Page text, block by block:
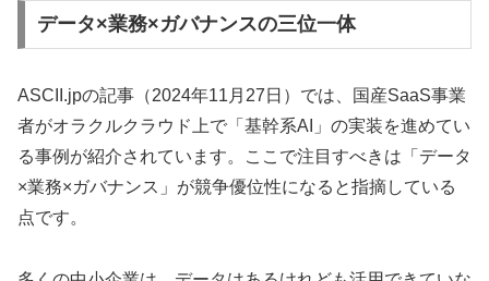
データ×業務×ガバナンスの三位一体
ASCII.jpの記事（2024年11月27日）では、国産SaaS事業
者がオラクルクラウド上で「基幹系AI」の実装を進めてい
る事例が紹介されています。ここで注目すべきは「データ
×業務×ガバナンス」が競争優位性になると指摘している
点です。